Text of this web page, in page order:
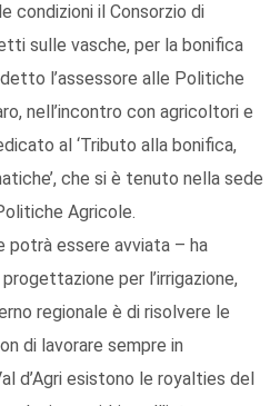
condizioni il Consorzio di
sulle vasche, per la bonifica
l’assessore alle Politiche
nell’incontro con agricoltori e
al ‘Tributo alla bonifica,
che si è tenuto nella sede
Agricole.
potrà essere avviata – ha
per l’irrigazione,
regionale è di risolvere le
di lavorare sempre in
d’Agri esistono le royalties del